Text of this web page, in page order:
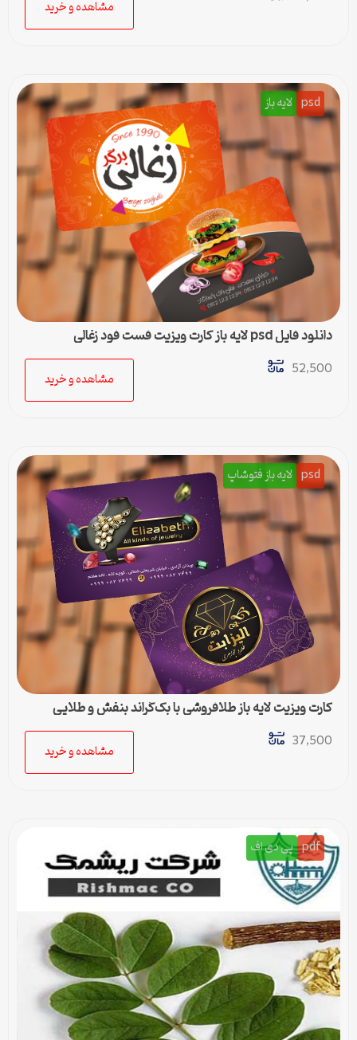
مشاهده و خرید
psd لایه باز
دانلود فایل psd لایه باز کارت ویزیت فست فود زغالی
52,500
مشاهده و خرید
psd لایه باز فتوشاپ
کارت ویزیت لایه باز طلافروشی با بک‌گراند بنفش و طلایی
37,500
مشاهده و خرید
pdf پی دی اف